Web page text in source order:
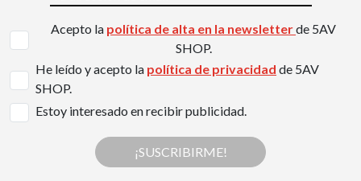
Acepto la política de alta en la newsletterde 5AV
SHOP.
He leído y acepto la política de privacidad de 5AV
SHOP.
Estoy interesado en recibir publicidad.
¡SUSCRIBIRME!